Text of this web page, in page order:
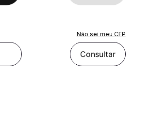
Não sei meu CEP
Consultar